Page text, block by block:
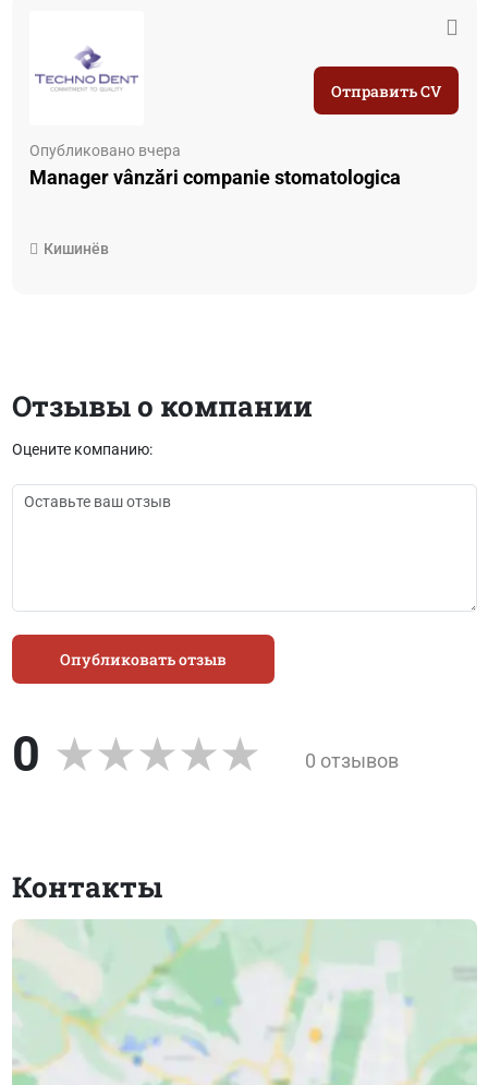
Опубликовано вчера
Manager vânzări companie stomatologica
Кишинёв
Отправить CV
Отзывы о компании
Оцените компанию:
Опубликовать отзыв
0 0 отзывов
Контакты